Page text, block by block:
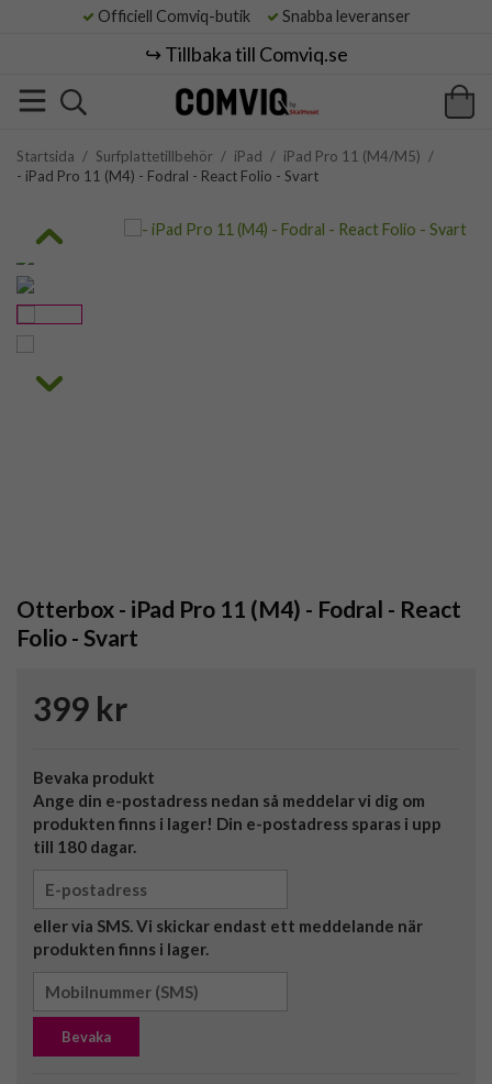
Officiell Comviq-butik Snabba leveranser
↪️ Tillbaka till Comviq.se
Startsida / Surfplattetillbehör / iPad / iPad Pro 11 (M4/M5) /
- iPad Pro 11 (M4) - Fodral - React Folio - Svart
Otterbox - iPad Pro 11 (M4) - Fodral - React
Folio - Svart
399 kr
Bevaka produkt
Ange din e-postadress nedan så meddelar vi dig om
produkten finns i lager! Din e-postadress sparas i upp
till 180 dagar.
eller via SMS. Vi skickar endast ett meddelande när
produkten finns i lager.
Bevaka